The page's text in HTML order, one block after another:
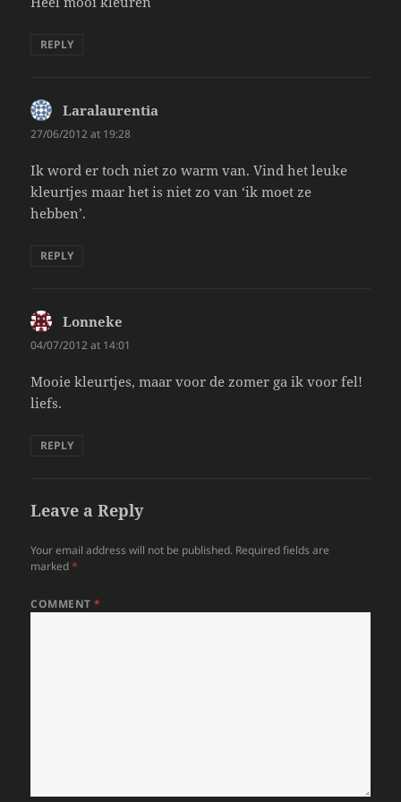
REPLY
Laralaurentia
27/06/2012 at 19:28
Ik word er toch niet zo warm van. Vind het leuke
kleurtjes maar het is niet zo van ‘ik moet ze
hebben’.
REPLY
Lonneke
04/07/2012 at 14:01
Mooie kleurtjes, maar voor de zomer ga ik voor fel!
liefs.
REPLY
Leave a Reply
Your email address will not be published. Required fields are
marked*
COMMENT*